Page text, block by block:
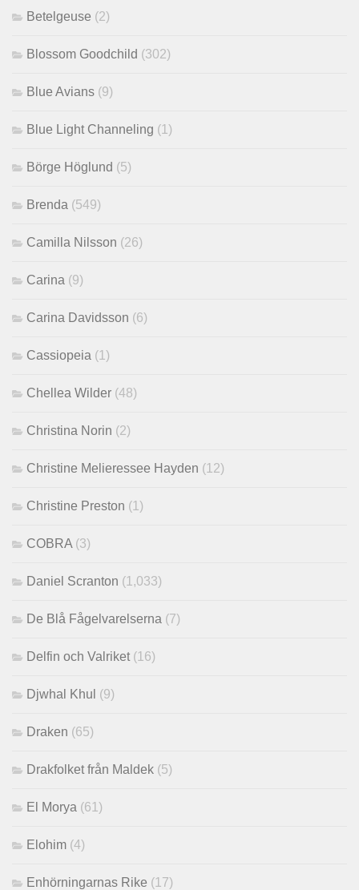
Betelgeuse (2)
Blossom Goodchild (302)
Blue Avians (9)
Blue Light Channeling (1)
Börge Höglund (5)
Brenda (549)
Camilla Nilsson (26)
Carina (9)
Carina Davidsson (6)
Cassiopeia (1)
Chellea Wilder (48)
Christina Norin (2)
Christine Melieressee Hayden (12)
Christine Preston (1)
COBRA (3)
Daniel Scranton (1,033)
De Blå Fågelvarelserna (7)
Delfin och Valriket (16)
Djwhal Khul (9)
Draken (65)
Drakfolket från Maldek (5)
El Morya (61)
Elohim (4)
Enhörningarnas Rike (17)